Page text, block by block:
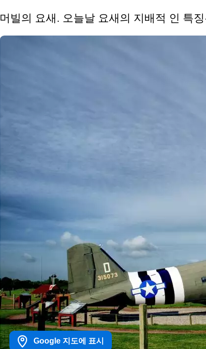
머빌의 요새. 오늘날 요새의 지배적 인 특
Google 지도에 표시